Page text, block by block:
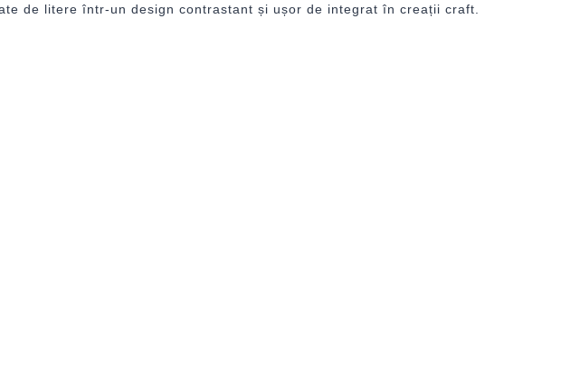
de litere într-un design contrastant și ușor de integrat în creații craft.